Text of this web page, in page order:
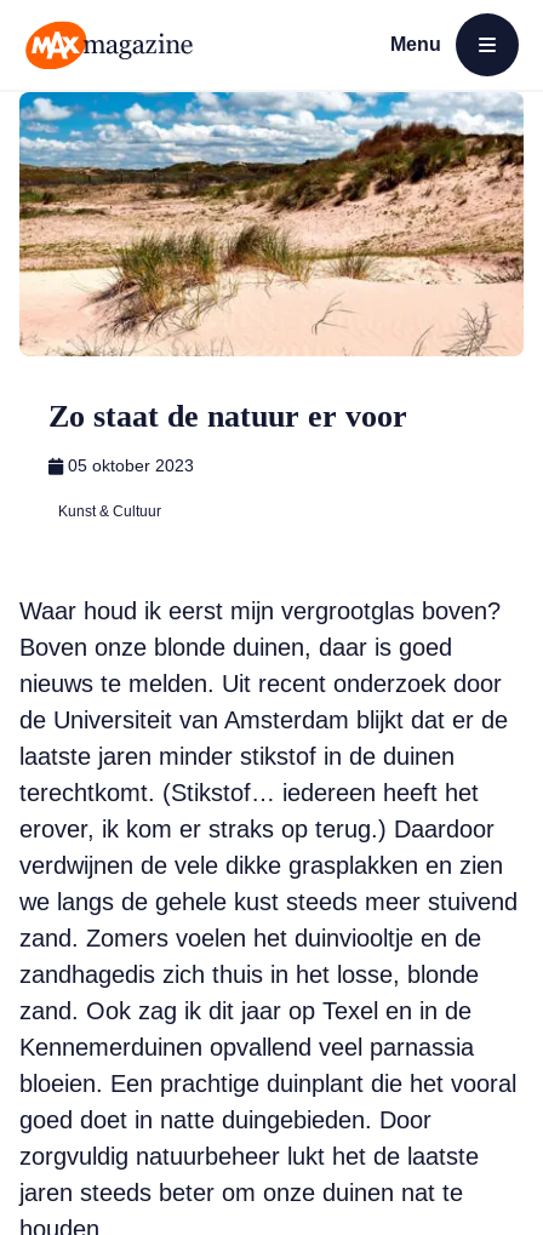
Menu
Open menu
Zo staat de natuur er voor
05 oktober 2023
Kunst & Cultuur
Waar houd ik eerst mijn vergrootglas boven?
Boven onze blonde duinen, daar is goed
nieuws te melden. Uit recent onderzoek door
de Universiteit van Amsterdam blijkt dat er de
laatste jaren minder stikstof in de duinen
terechtkomt. (Stikstof… iedereen heeft het
erover, ik kom er straks op terug.) Daardoor
verdwijnen de vele dikke grasplakken en zien
we langs de gehele kust steeds meer stuivend
zand. Zomers voelen het duinviooltje en de
zandhagedis zich thuis in het losse, blonde
zand. Ook zag ik dit jaar op Texel en in de
Kennemerduinen opvallend veel parnassia
bloeien. Een prachtige duinplant die het vooral
goed doet in natte duingebieden. Door
zorgvuldig natuurbeheer lukt het de laatste
jaren steeds beter om onze duinen nat te
houden.